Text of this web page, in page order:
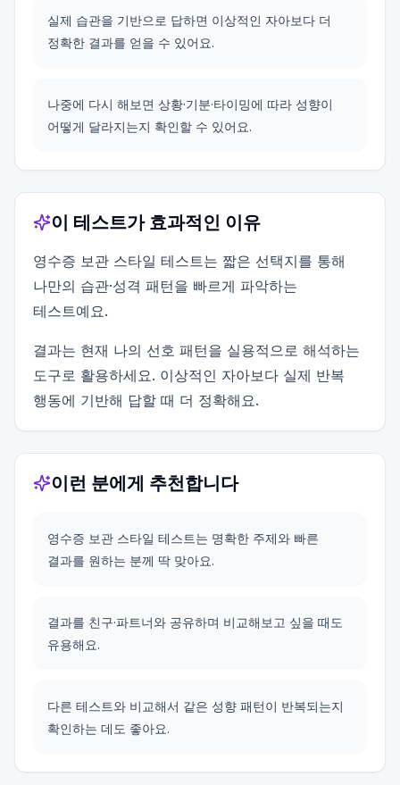
실제 습관을 기반으로 답하면 이상적인 자아보다 더
정확한 결과를 얻을 수 있어요.
나중에 다시 해보면 상황·기분·타이밍에 따라 성향이
어떻게 달라지는지 확인할 수 있어요.
이 테스트가 효과적인 이유
영수증 보관 스타일 테스트는 짧은 선택지를 통해
나만의 습관·성격 패턴을 빠르게 파악하는
테스트예요.
결과는 현재 나의 선호 패턴을 실용적으로 해석하는
도구로 활용하세요. 이상적인 자아보다 실제 반복
행동에 기반해 답할 때 더 정확해요.
이런 분에게 추천합니다
영수증 보관 스타일 테스트는 명확한 주제와 빠른
결과를 원하는 분께 딱 맞아요.
결과를 친구·파트너와 공유하며 비교해보고 싶을 때도
유용해요.
다른 테스트와 비교해서 같은 성향 패턴이 반복되는지
확인하는 데도 좋아요.